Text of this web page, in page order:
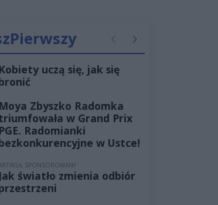
PoprzednieNastępne
Kobiety uczą się, jak się
Moya Zbyszko Radomka
w Grand Prix
PGE. Radomianki
w Ustce!
SPONSOROWANY
Jak światło zmienia odbiór